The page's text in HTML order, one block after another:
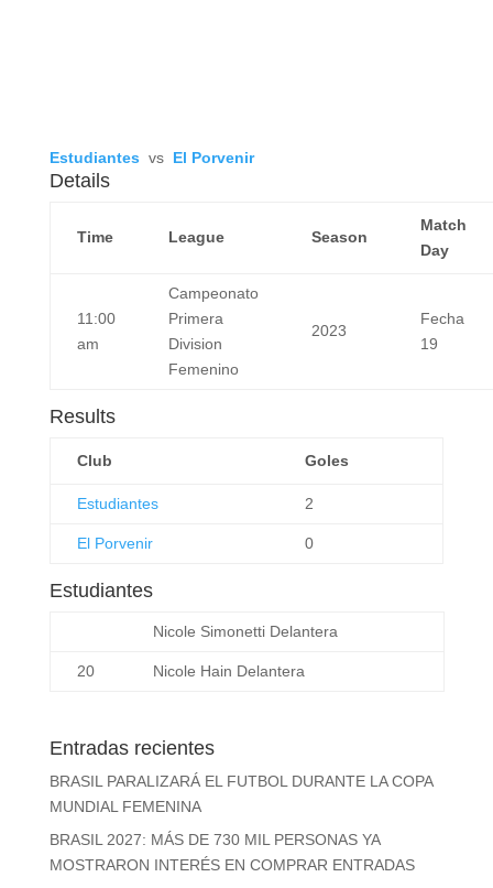
Estudiantes vs El Porvenir
Details
Time League Season
Match
Day
11:00
am
Campeonato
Primera
Division
Femenino
2023
Fecha
19
Results
Club Goles
Estudiantes 2
El Porvenir 0
Estudiantes
Nicole Simonetti Delantera
20 Nicole Hain Delantera
Entradas recientes
BRASIL PARALIZARÁ EL FUTBOL DURANTE LA COPA
MUNDIAL FEMENINA
BRASIL 2027: MÁS DE 730 MIL PERSONAS YA
MOSTRARON INTERÉS EN COMPRAR ENTRADAS